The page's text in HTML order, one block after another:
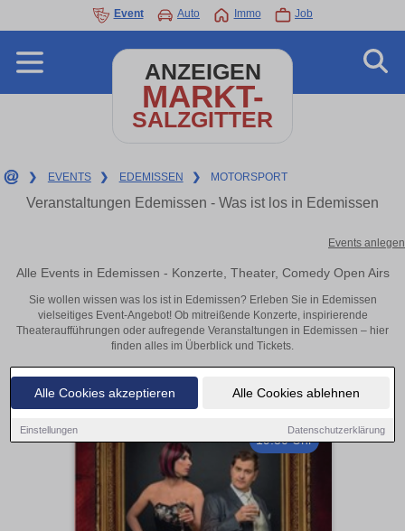
Alle Cookies akzeptieren Alle Cookies ablehnen
Einstellungen Datenschutzerklärung
Event Auto Immo Job
ANZEIGEN
MARKT-
SALZGITTER
❯ EVENTS ❯ EDEMISSEN ❯ MOTORSPORT
Veranstaltungen Edemissen - Was ist los in Edemissen
Events anlegen
Alle Events in Edemissen - Konzerte, Theater, Comedy Open Airs
Sie wollen wissen was los ist in Edemissen? Erleben Sie in Edemissen
vielseitiges Event-Angebot! Ob mitreißende Konzerte, inspirierende
Theateraufführungen oder aufregende Veranstaltungen in Edemissen – hier
finden alles im Überblick und Tickets.
19:30 Uhr